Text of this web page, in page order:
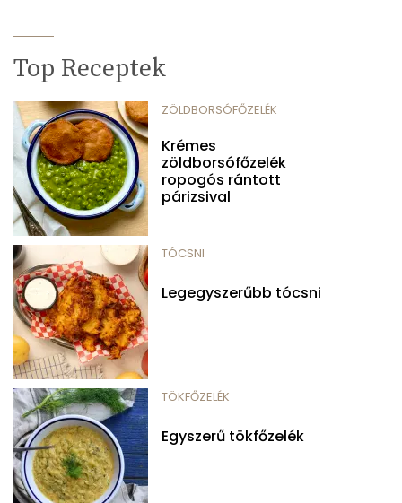
Top Receptek
ZÖLDBORSÓFŐZELÉK
Krémes
zöldborsófőzelék
ropogós rántott
párizsival
TÓCSNI
Legegyszerűbb tócsni
TÖKFŐZELÉK
Egyszerű tökfőzelék